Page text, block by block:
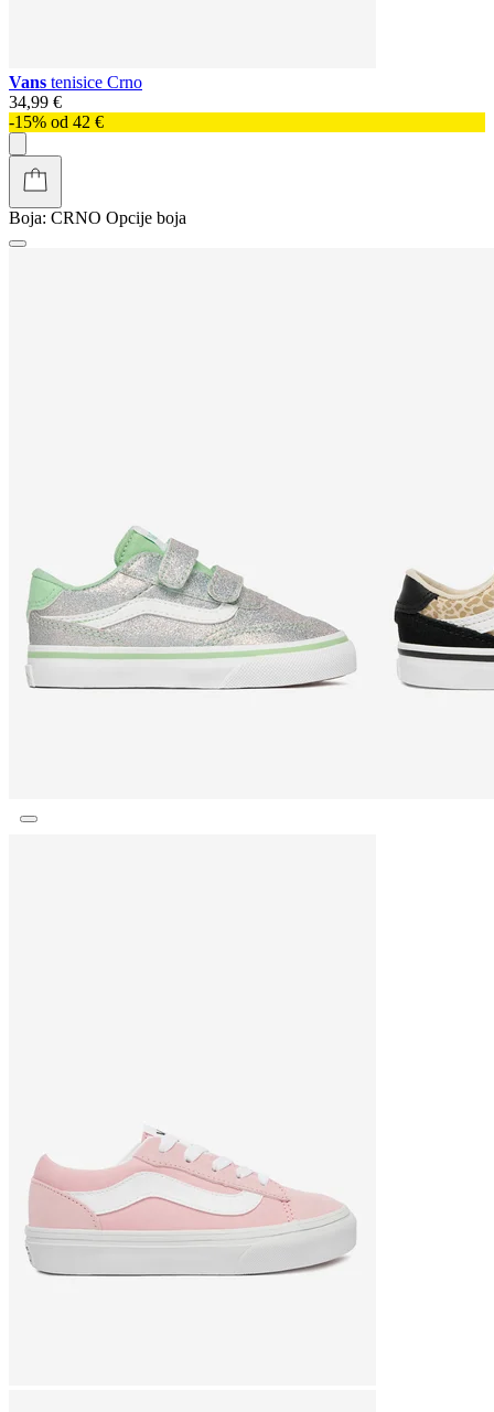
Vans tenisice Crno
34,99 €
-15% od 42 €
Boja: CRNO Opcije boja